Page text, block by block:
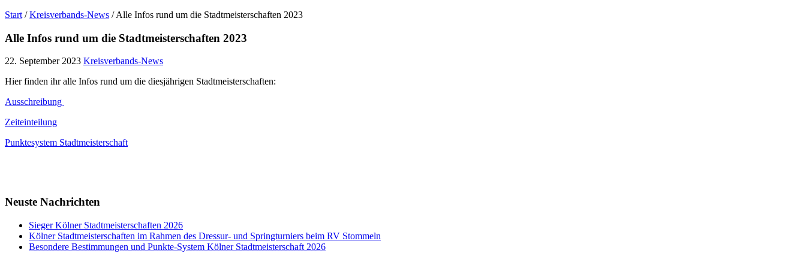
Start /Kreisverbands-News /Alle Infos rund um die Stadtmeisterschaften 2023
Alle Infos rund um die Stadtmeisterschaften 2023
22. September 2023 Kreisverbands-News
Hier finden ihr alle Infos rund um die diesjährigen Stadtmeisterschaften:
Ausschreibung
Zeiteinteilung
Punktesystem Stadtmeisterschaft
Neuste Nachrichten
Sieger Kölner Stadtmeisterschaften 2026
Kölner Stadtmeisterschaften im Rahmen des Dressur- und Springturniers beim RV Stommeln
Besondere Bestimmungen und Punkte-System Kölner Stadtmeisterschaft 2026